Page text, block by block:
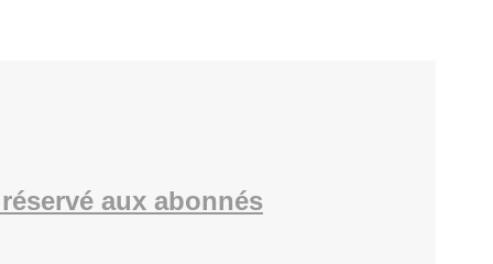
aux abonnés